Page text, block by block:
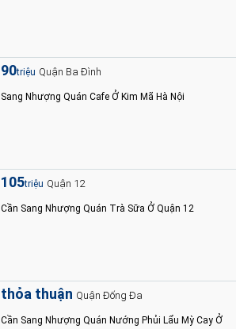
90triệu Quận Ba Đình
Sang Nhượng Quán Cafe Ở Kim Mã Hà Nội
105triệu Quận 12
Cần Sang Nhượng Quán Trà Sữa Ở Quận 12
thỏa thuận Quận Đống Đa
Cần Sang Nhượng Quán Nướng Phủi Lẩu Mỳ Cay Ở